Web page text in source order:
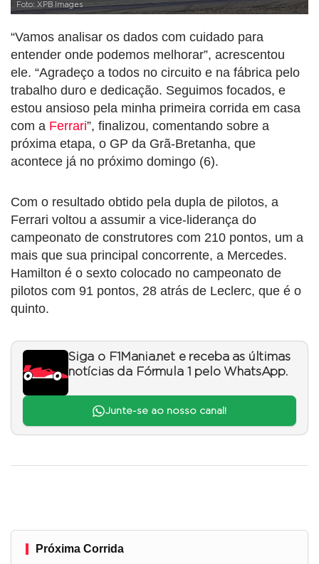
Foto: XPB Images
“Vamos analisar os dados com cuidado para
entender onde podemos melhorar”, acrescentou
ele. “Agradeço a todos no circuito e na fábrica pelo
trabalho duro e dedicação. Seguimos focados, e
estou ansioso pela minha primeira corrida em casa
com a Ferrari”, finalizou, comentando sobre a
próxima etapa, o GP da Grã-Bretanha, que
acontece já no próximo domingo (6).
Com o resultado obtido pela dupla de pilotos, a
Ferrari voltou a assumir a vice-liderança do
campeonato de construtores com 210 pontos, um a
mais que sua principal concorrente, a Mercedes.
Hamilton é o sexto colocado no campeonato de
pilotos com 91 pontos, 28 atrás de Leclerc, que é o
quinto.
Siga o F1Mania.net e receba as últimas
notícias da Fórmula 1 pelo WhatsApp.
Junte-se ao nosso canal!
Próxima Corrida